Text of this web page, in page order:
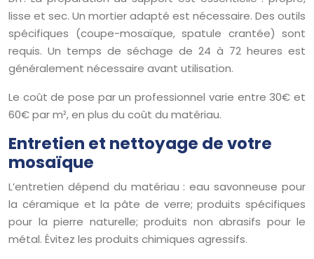
lisse et sec. Un mortier adapté est nécessaire. Des outils
spécifiques (coupe-mosaïque, spatule crantée) sont
requis. Un temps de séchage de 24 à 72 heures est
généralement nécessaire avant utilisation.
Le coût de pose par un professionnel varie entre 30€ et
60€ par m², en plus du coût du matériau.
Entretien et nettoyage de votre
mosaïque
L’entretien dépend du matériau : eau savonneuse pour
la céramique et la pâte de verre; produits spécifiques
pour la pierre naturelle; produits non abrasifs pour le
métal. Évitez les produits chimiques agressifs.